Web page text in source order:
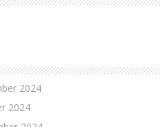
2024
2024